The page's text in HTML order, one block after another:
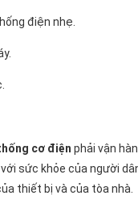
điện nhẹ.
cơ điện phải vận
sức khỏe của người
thiết bị và của tòa nhà.